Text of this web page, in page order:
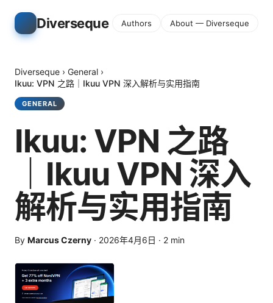
Diverseque Authors About — Diverseque
Diverseque › General ›
Ikuu: VPN 之路｜Ikuu VPN 深入解析与实用指南
GENERAL
Ikuu: VPN 之路
｜Ikuu VPN 深入
解析与实用指南
By Marcus Czerny · 2026年4月6日 · 2 min